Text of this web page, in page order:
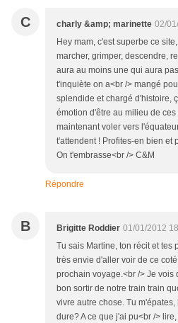
C charly &amp; marinette 02/
Hey mam, c'est superbe ce
marcher, grimper, descendre,
aura au moins une qui aura
t'inquiète on a<br /> mangé
splendide et chargé d'histoire,
émotion d'être au milieu de
maintenant voler vers
t'attendent ! Profites-en bien et
On t'embrasse<br /> C&M
Répondre
B Brigitte Roddier 01/01/2012
Tu sais Martine, ton récit et tes
très envie d'aller voir de ce
prochain voyage.<br /> Je vois
bon sortir de notre train train
vivre autre chose. Tu
dure? A ce que j'ai pu<br />